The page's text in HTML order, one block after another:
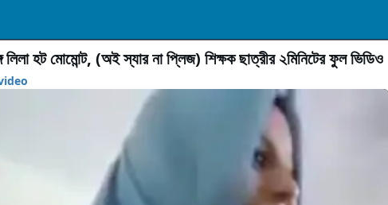
লিলা হট মোমোন্ট, (অই স্যার না প্লিজ) শিক্ষক ছাত্রীর ২মিনিটের ফুল ভিডিও